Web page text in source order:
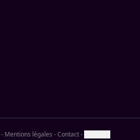
- Mentions légales -Contact-